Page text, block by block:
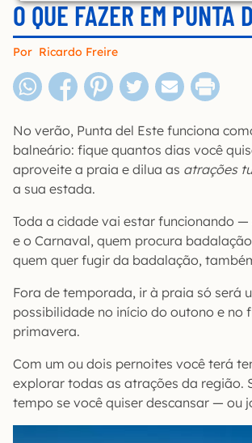
O QUE FAZER EM PUNTA
Por Ricardo Freire
No verão, Punta del Este funciona
balneário: fique quantos dias você
aproveite a praia e dilua as atrações
a sua estada.
Toda a cidade vai estar funcionando
e o Carnaval, quem procura
quem quer fugir da badalação,
Fora de temporada, ir à praia só será
possibilidade no início do outono e no
primavera.
Com um ou dois pernoites você terá
explorar todas as atrações da região.
tempo se você quiser descansar — ou